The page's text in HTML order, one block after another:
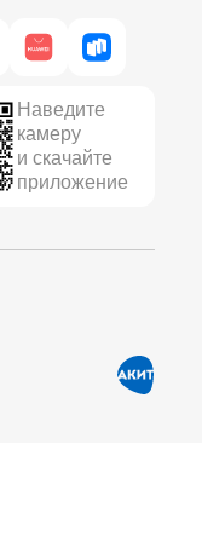
Наведите
камеру
и скачайте
приложение